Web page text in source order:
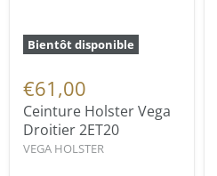
Bientôt disponible
€61,00
Ceinture Holster Vega
Droitier 2ET20
VEGA HOLSTER